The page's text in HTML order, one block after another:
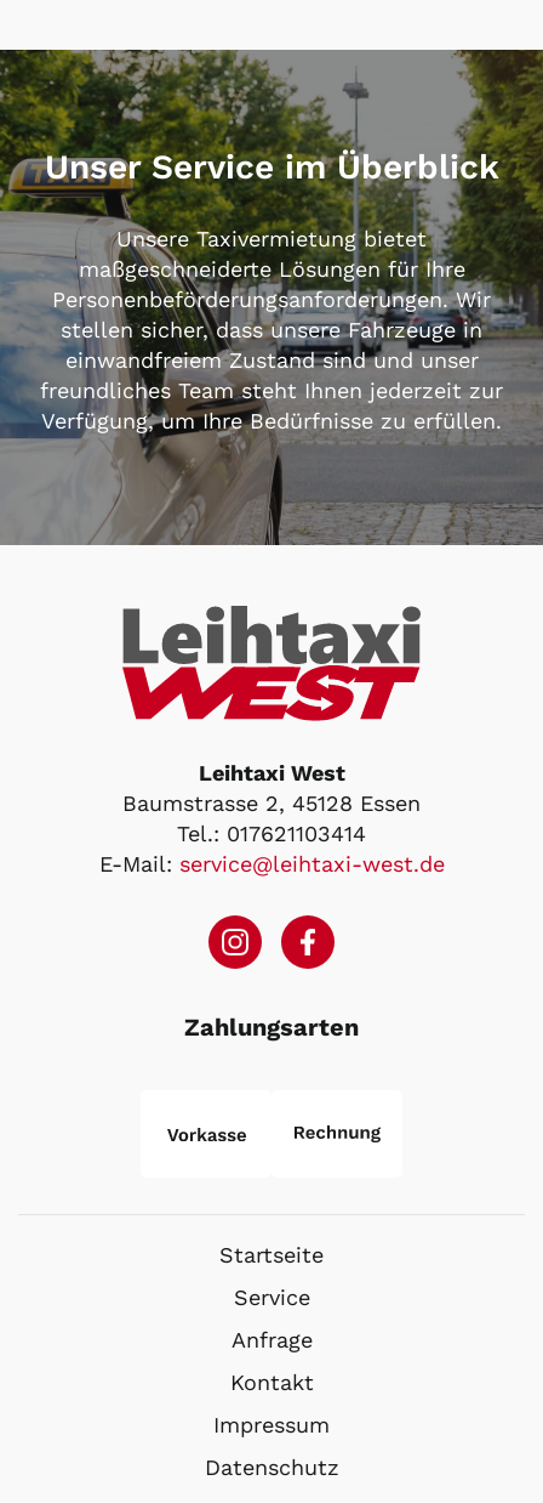
Unser Service im Überblick
Unsere Taxivermietung bietet
maßgeschneiderte Lösungen für Ihre
Personenbeförderungsanforderungen. Wir
stellen sicher, dass unsere Fahrzeuge in
einwandfreiem Zustand sind und unser
freundliches Team steht Ihnen jederzeit zur
Verfügung, um Ihre Bedürfnisse zu erfüllen.
Leihtaxi West
Baumstrasse 2, 45128 Essen
Tel.: 017621103414
E-Mail: service@leihtaxi-west.de
Zahlungsarten
Startseite
Service
Anfrage
Kontakt
Impressum
Datenschutz